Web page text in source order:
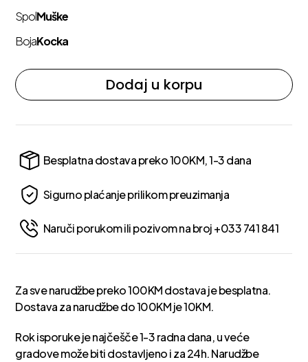
SpolMuške
BojaKocka
Dodaj u korpu
Besplatna dostava preko 100KM, 1-3 dana
Sigurno plaćanje prilikom preuzimanja
Naruči porukom ili pozivom na broj +033 741 841
Za sve narudžbe preko 100KM dostava je besplatna.
Dostava za narudžbe do 100KM je 10KM.
Rok isporuke je najčešče 1-3 radna dana, u veće
gradove može biti dostavljeno i za 24h. Narudžbe